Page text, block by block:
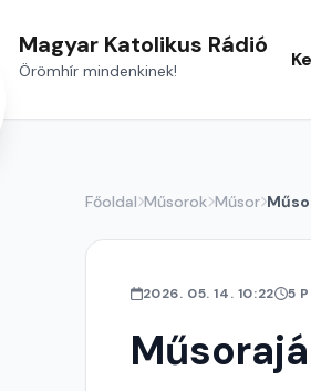
Magyar Katolikus Rádió
Örömhír mindenkinek!
Főoldal Műsorok Műsor
2026. 05. 14. 10:22 5